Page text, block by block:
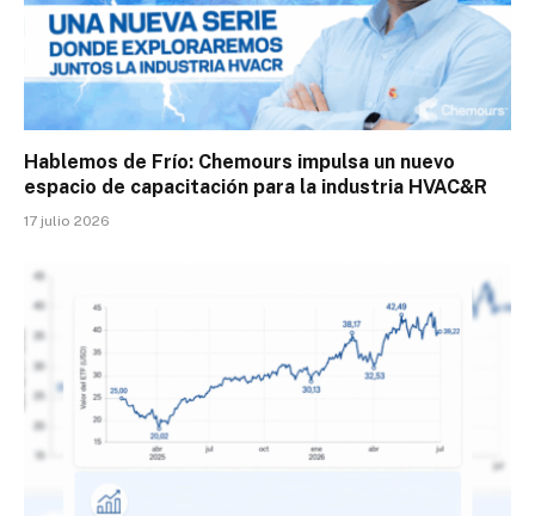
Hablemos de Frío: Chemours impulsa un nuevo
espacio de capacitación para la industria HVAC&R
17 julio 2026